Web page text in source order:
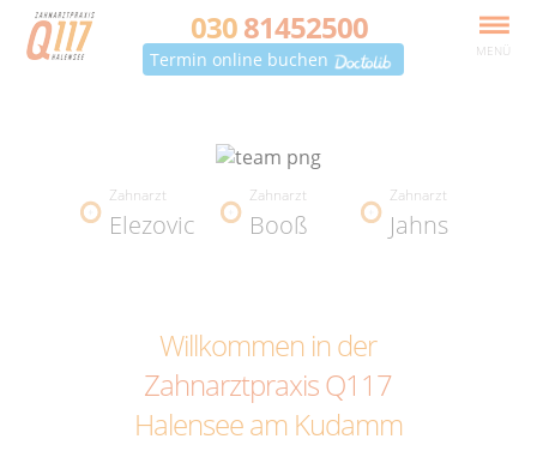
03081452500
MENÜ
Termin online buchen
Zahnarzt
Elezovic
Zahnarzt
Booß
Zahnarzt
Jahns
Willkommen in der
Zahnarztpraxis Q117
Halensee am Kudamm